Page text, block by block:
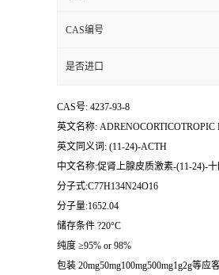
CAS编号
是否进口
CAS号: 4237-93-8
英文名称:
英文同义词: (11-24)-ACTH
中文名称:促肾上腺皮质激素-(11-24)-
分子式:C77H134N24O16
分子量:1652.04
储存条件 ?20°C
纯度 ≥95% or 98%
包装 20mg50mg100mg500mg1g2g等应